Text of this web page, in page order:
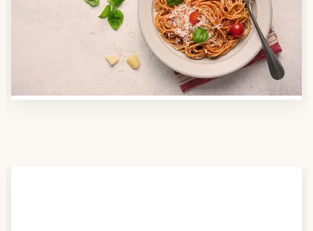
Nutzen Sie unsere große Mahlzeiten-Dienst-Suche,
um herauszufinden, welche Anbieter es in Ihrer
Region gibt und welcher am besten zu Ihnen passt.
Verschaffen Sie sich auch einen Überblick über die
Essen auf Rädern-Kosten.